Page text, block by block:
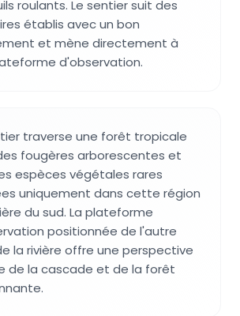
roulants. Le sentier suit des
établis avec un bon
et mène directement à
d'observation.
traverse une forêt tropicale
fougères arborescentes et
espèces végétales rares
uniquement dans cette région
du sud. La plateforme
positionnée de l'autre
la rivière offre une perspective
de la cascade et de la forêt